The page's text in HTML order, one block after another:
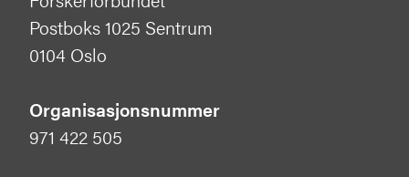
Postboks 1025 Sentrum
0104 Oslo
Organisasjonsnummer
971 422 505